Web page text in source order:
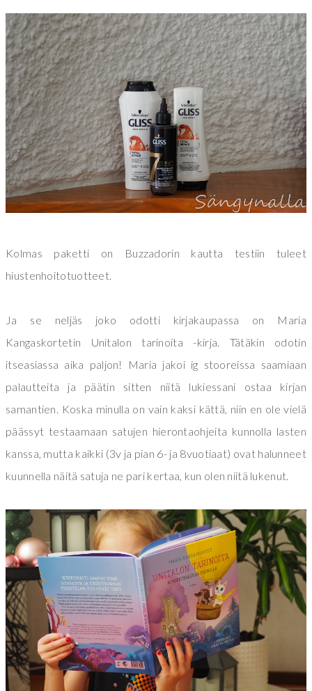
Kolmas paketti on Buzzadorin kautta testiin tuleet
hiustenhoitotuotteet.
Ja se neljäs joko odotti kirjakaupassa on Maria
Kangaskortetin Unitalon tarinoita -kirja. Tätäkin odotin
itseasiassa aika paljon! Maria jakoi ig stooreissa saamiaan
palautteita ja päätin sitten niitä lukiessani ostaa kirjan
samantien. Koska minulla on vain kaksi kättä, niin en ole vielä
päässyt testaamaan satujen hierontaohjeita kunnolla lasten
kanssa, mutta kaikki (3v ja pian 6- ja 8vuotiaat) ovat halunneet
kuunnella näitä satuja ne pari kertaa, kun olen niitä lukenut.